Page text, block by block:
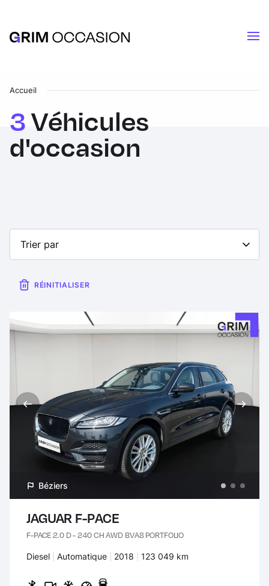
Accueil
3Véhicules
d'occasion
RÉINITIALISER
Béziers
JAGUAR F-PACE
F-PACE 2.0 D - 240 CH AWD BVA8 PORTFOLIO
Carburant :
Diesel Transmission :
Automatique Années :
2018 Kilomètres :
123 049 km